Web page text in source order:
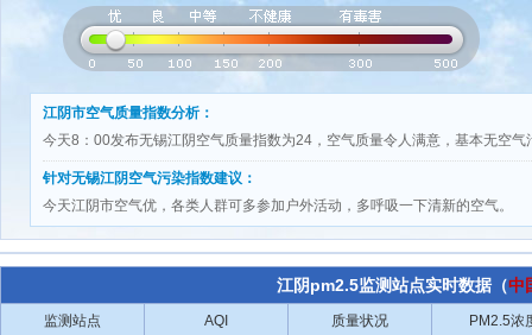
江阴市空气质量指数分析：
今天8：00发布无锡江阴空气质量指数为24，空气质量令人满意，基本无空气
针对无锡江阴空气污染指数建议：
今天江阴市空气优，各类人群可多参加户外活动，多呼吸一下清新的空气。
江阴pm2.5监测站点实时数据（中
监测站点 AQI 质量状况 PM2.5浓